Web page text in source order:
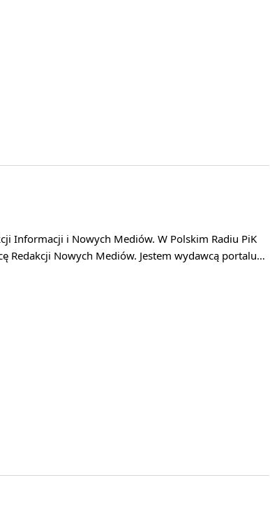
Informacji i Nowych Mediów. W Polskim Radiu PiK
Redakcji Nowych Mediów. Jestem wydawcą portalu…